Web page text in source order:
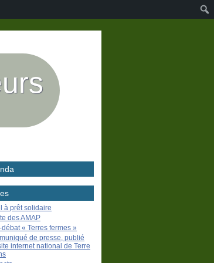
à prêt solidaire
des AMAP
« Terres fermes »
de presse, publié
internet national de Terre